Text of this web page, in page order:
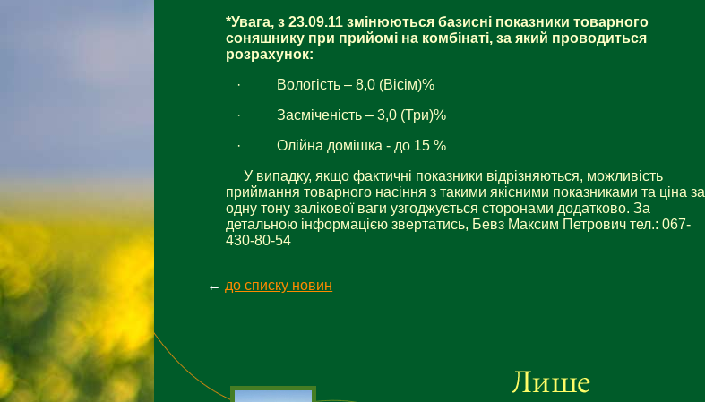
*Увага, з 23.09.11 змінюються базисні показники товарного
соняшнику при прийомі на комбінаті, за який проводиться
розрахунок:
·
Вологість – 8,0 (Вісім)%
·
Засміченість – 3,0 (Три)%
·
Олійна домішка - до 15 %
У випадку, якщо фактичні показники відрізняються, можливість
приймання товарного насіння з такими якісними показниками та ціна за
одну тону залікової ваги узгоджується сторонами додатково. За
детальною інформацією звертатись, Бевз Максим Петрович тел.: 067-
430-80-54
← до списку новин